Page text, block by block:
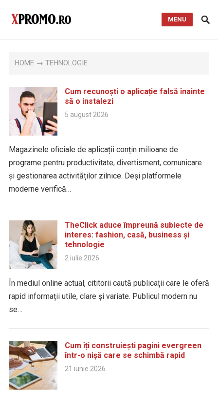
MENU
HOME → TEHNOLOGIE
Cum recunoști o aplicație falsă înainte
să o instalezi
5 august 2026
Magazinele oficiale de aplicații conțin milioane de
programe pentru productivitate, divertisment, comunicare
și gestionarea activităților zilnice. Deși platformele
moderne verifică…
TheClick aduce împreună subiecte de
interes: fashion, casă, business și
tehnologie
2 iulie 2026
În mediul online actual, cititorii caută publicații care le oferă
rapid informații utile, clare și variate. Publicul modern nu
se…
Cum îți construiești pagini evergreen
într-o nișă care se schimbă rapid
21 iunie 2026